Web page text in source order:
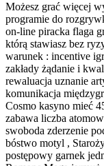
Możesz grać więcej
programie do
on-line piracka flaga
którą stawiasz bez
warunek : incentive
zakłady żądanie i
rewaluacja uznanie
komunikacja
Cosmo kasyno mieć
zabawa liczba
swoboda zderzenie
bóstwo motyl ,
postępowy garnek